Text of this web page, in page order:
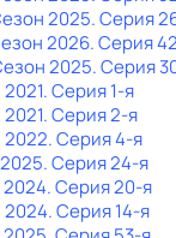
2025. Серия
2026. Серия
2025. Серия
. Серия 1-я
. Серия 2-я
2022. Серия 4-я
. Серия 24-я
. Серия 20-я
2024. Серия 14-я